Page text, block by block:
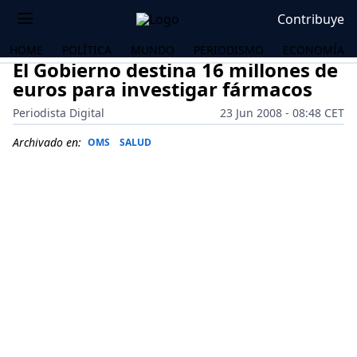
Contribuye
HOME POLÍTICA MUNDO PERIODISMO ECONOMÍA
El Gobierno destina 16 millones de
euros para investigar fármacos
Periodista Digital
23 Jun 2008 - 08:48 CET
Archivado en: OMS SALUD